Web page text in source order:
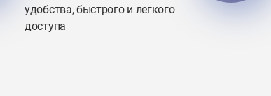
удобства, быстрого и легкого
доступа